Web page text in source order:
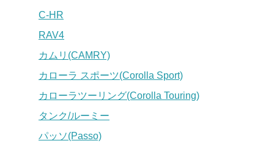
C-HR
RAV4
カムリ(CAMRY)
カローラ スポーツ(Corolla Sport)
カローラツーリング(Corolla Touring)
タンク/ルーミー
パッソ(Passo)